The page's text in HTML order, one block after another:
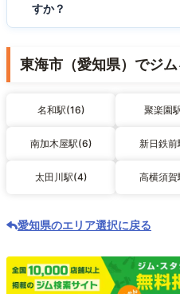
すか？
東海市（愛知県）でジ
名和駅(16) 聚楽園
南加木屋駅(6) 新日鉄
太田川駅(4) 高横須
愛知県のエリア選択に戻る